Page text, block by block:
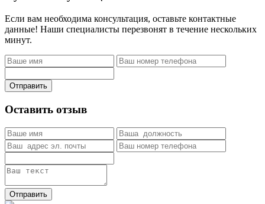
Если вам необходима консультация, оставьте контактные
данные! Наши специалисты перезвонят в течение нескольких
минут.
Отправить
Оставить отзыв
Отправить